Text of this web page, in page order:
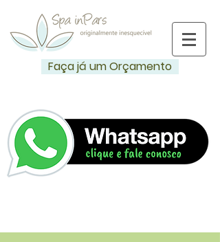
Faça já um Orçamento